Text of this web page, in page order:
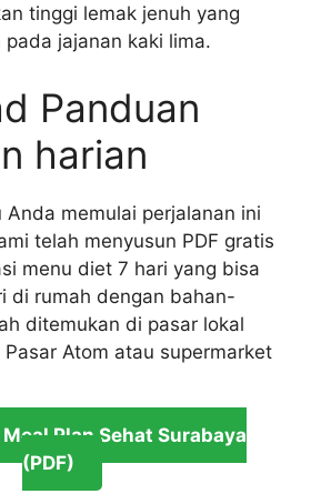
tinggi lemak jenuh yang
jajanan kaki lima.
Panduan
harian
memulai perjalanan ini
telah menyusun PDF gratis
menu diet 7 hari yang bisa
di rumah dengan bahan-
ditemukan di pasar lokal
Atom atau supermarket
Plan Sehat Surabaya
(PDF)